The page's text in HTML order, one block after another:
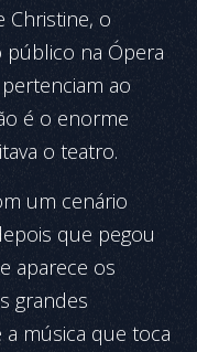
Christine, o
público na Ópera
ao
é o enorme
o teatro.
um cenário
que pegou
aparece os
grandes
música que toca